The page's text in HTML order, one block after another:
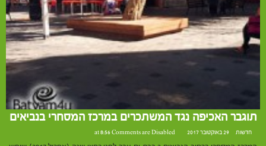
תוגבר האכיפה נגד המשתכרים במרכז המסחרי בנביאים
חדשות 29 באוקטובר 2017 at 8:56 Comments are Disabled